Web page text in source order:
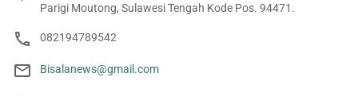
Parigi Moutong, Sulawesi Tengah Kode Pos. 94471.
082194789542
Bisalanews@gmail.com